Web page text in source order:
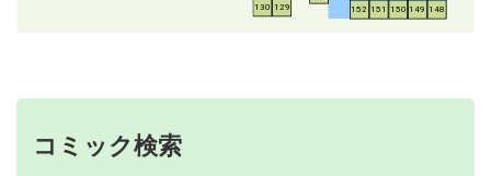
129
130 148
149
150
151
152
コミック検索